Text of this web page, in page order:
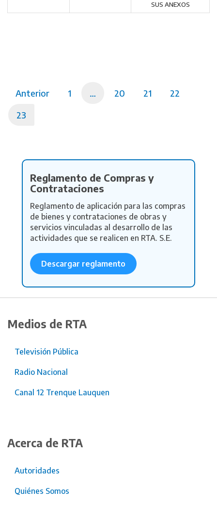
SUS ANEXOS
Anterior 1 … 20 21
22
23
Reglamento de Compras y
Contrataciones
Reglamento de aplicación para las compras
de bienes y contrataciones de obras y
servicios vinculadas al desarrollo de las
actividades que se realicen en RTA. S.E.
Descargar reglamento
Medios de RTA
Televisión Pública
Radio Nacional
Canal 12 Trenque Lauquen
Acerca de RTA
Autoridades
Quiénes Somos